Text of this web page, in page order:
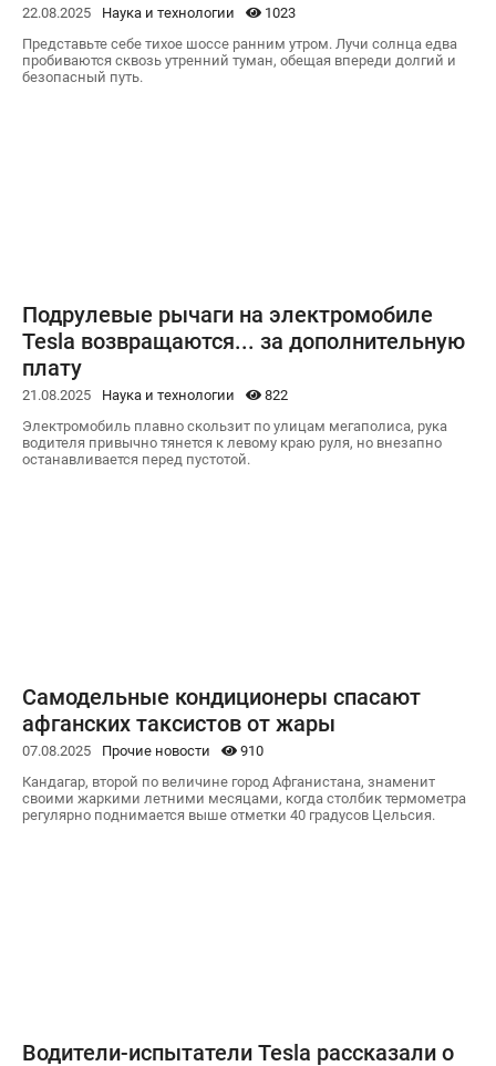
22.08.2025 Наука и технологии
1023
Представьте себе тихое шоссе ранним утром. Лучи солнца едва
пробиваются сквозь утренний туман, обещая впереди долгий и
безопасный путь.
Подрулевые рычаги на электромобиле
Tesla возвращаются... за дополнительную
плату
21.08.2025 Наука и технологии
822
Электромобиль плавно скользит по улицам мегаполиса, рука
водителя привычно тянется к левому краю руля, но внезапно
останавливается перед пустотой.
Самодельные кондиционеры спасают
афганских таксистов от жары
07.08.2025 Прочие новости
910
Кандагар, второй по величине город Афганистана, знаменит
своими жаркими летними месяцами, когда столбик термометра
регулярно поднимается выше отметки 40 градусов Цельсия.
Водители-испытатели Tesla рассказали о